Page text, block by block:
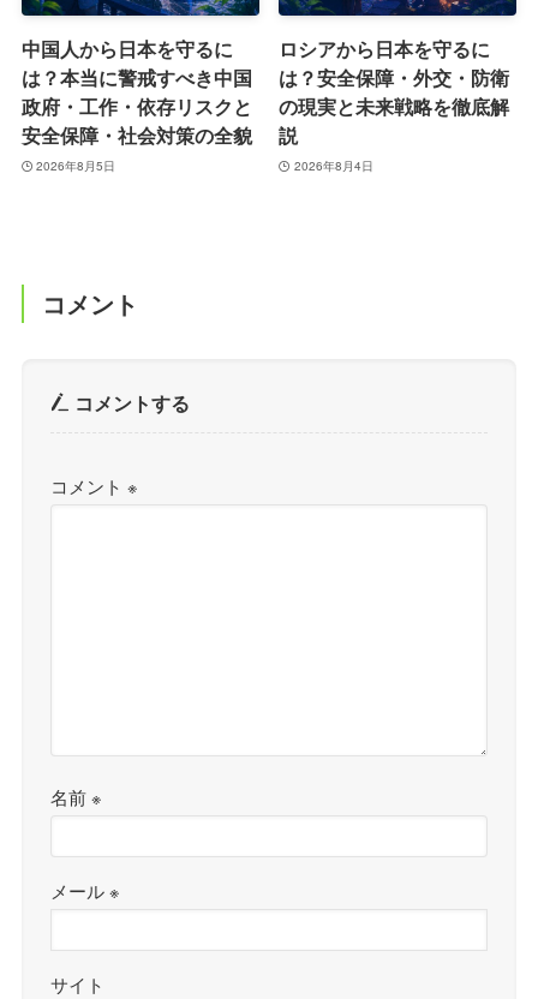
中国人から日本を守るに
は？本当に警戒すべき中国
政府・工作・依存リスクと
安全保障・社会対策の全貌
2026年8月5日
ロシアから日本を守るに
は？安全保障・外交・防衛
の現実と未来戦略を徹底解
説
2026年8月4日
コメント
コメントする
コメント※
名前※
メール※
サイト